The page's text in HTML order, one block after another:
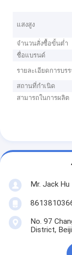
แสงสูง
จำนวนสั่งซื้อขั้นต่ำ
ชื่อแบรนด์
รายละเอียดการบรร
สถานที่กำเนิด
สามารถในการผลิต
Mr. Jack Hu
No. 97
District,